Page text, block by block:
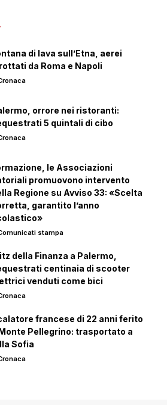
di lava sull’Etna, aerei
da Roma e Napoli
orrore nei ristoranti:
5 quintali di cibo
le Associazioni
promuovono intervento
Regione su Avviso 33: «Scelta
garantito l’anno
stampa
della Finanza a Palermo,
centinaia di scooter
venduti come bici
francese di 22 anni ferito
Pellegrino: trasportato a
Sofia